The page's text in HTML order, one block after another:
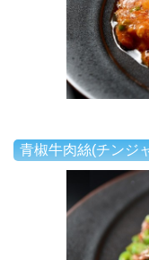
青椒牛肉絲(チンジ